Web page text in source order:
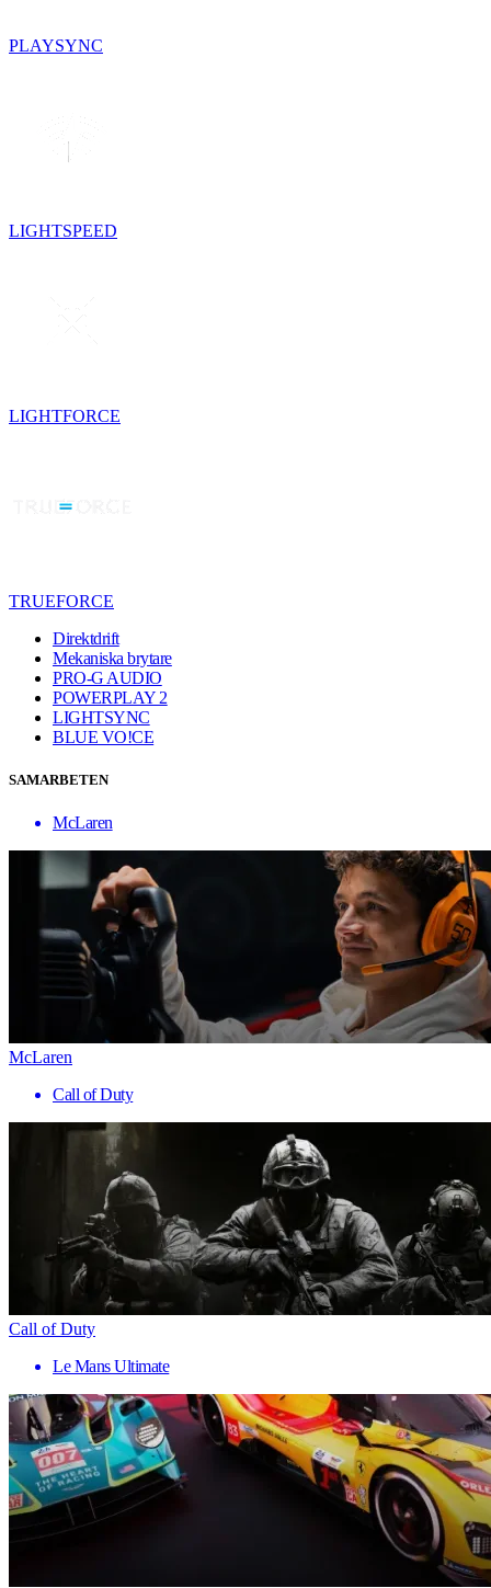
PLAYSYNC
LIGHTSPEED
LIGHTFORCE
TRUEFORCE
Direktdrift
Mekaniska brytare
PRO-G AUDIO
POWERPLAY 2
LIGHTSYNC
BLUE VO!CE
SAMARBETEN
McLaren
McLaren
Call of Duty
Call of Duty
Le Mans Ultimate